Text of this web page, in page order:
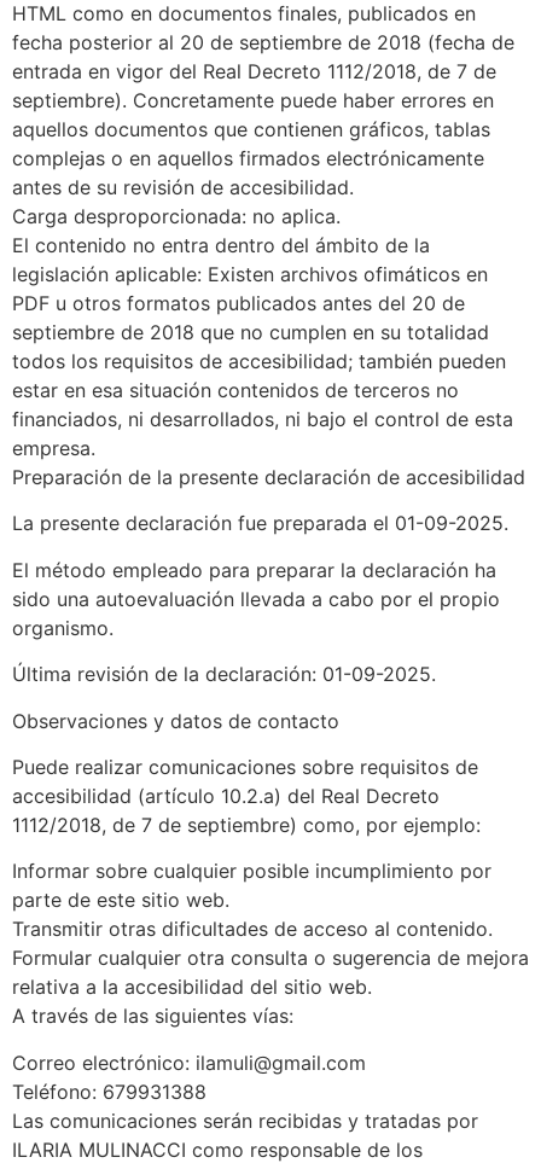
HTML como en documentos finales, publicados en
fecha posterior al 20 de septiembre de 2018 (fecha de
entrada en vigor del Real Decreto 1112/2018, de 7 de
septiembre). Concretamente puede haber errores en
aquellos documentos que contienen gráficos, tablas
complejas o en aquellos firmados electrónicamente
antes de su revisión de accesibilidad.
Carga desproporcionada: no aplica.
El contenido no entra dentro del ámbito de la
legislación aplicable: Existen archivos ofimáticos en
PDF u otros formatos publicados antes del 20 de
septiembre de 2018 que no cumplen en su totalidad
todos los requisitos de accesibilidad; también pueden
estar en esa situación contenidos de terceros no
financiados, ni desarrollados, ni bajo el control de esta
empresa.
Preparación de la presente declaración de accesibilidad
La presente declaración fue preparada el 01-09-2025.
El método empleado para preparar la declaración ha
sido una autoevaluación llevada a cabo por el propio
organismo.
Última revisión de la declaración: 01-09-2025.
Observaciones y datos de contacto
Puede realizar comunicaciones sobre requisitos de
accesibilidad (artículo 10.2.a) del Real Decreto
1112/2018, de 7 de septiembre) como, por ejemplo:
Informar sobre cualquier posible incumplimiento por
parte de este sitio web.
Transmitir otras dificultades de acceso al contenido.
Formular cualquier otra consulta o sugerencia de mejora
relativa a la accesibilidad del sitio web.
A través de las siguientes vías:
Correo electrónico: ilamuli@gmail.com
Teléfono: 679931388
Las comunicaciones serán recibidas y tratadas por
ILARIA MULINACCI como responsable de los